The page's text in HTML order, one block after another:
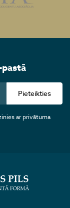
Pieteikties
ar privātuma